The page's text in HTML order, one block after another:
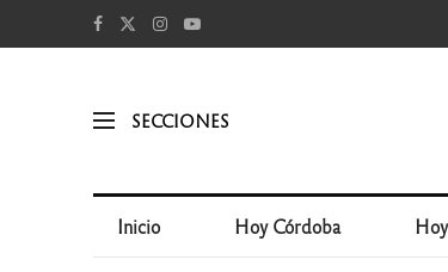
SECCIONES
Inicio Hoy Córdoba